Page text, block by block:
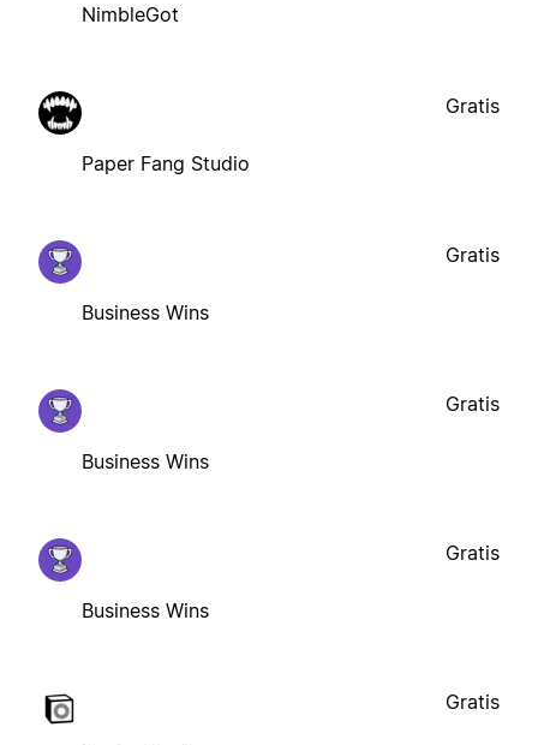
NimbleGot
Paper Fang Studio
Gratis
Business Wins
Gratis
Business Wins
Gratis
Business Wins
Gratis
Gratis